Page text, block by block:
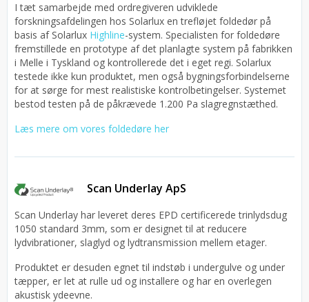
I tæt samarbejde med ordregiveren udviklede
forskningsafdelingen hos Solarlux en trefløjet foldedør på
basis af Solarlux Highline-system. Specialisten for foldedøre
fremstillede en prototype af det planlagte system på fabrikken
i Melle i Tyskland og kontrollerede det i eget regi. Solarlux
testede ikke kun produktet, men også bygningsforbindelserne
for at sørge for mest realistiske kontrolbetingelser. Systemet
bestod testen på de påkrævede 1.200 Pa slagregnstæthed.
Læs mere om vores foldedøre her
Scan Underlay ApS
Scan Underlay har leveret deres EPD certificerede trinlydsdug
1050 standard 3mm, som er designet til at reducere
lydvibrationer, slaglyd og lydtransmission mellem etager.
Produktet er desuden egnet til indstøb i undergulve og under
tæpper, er let at rulle ud og installere og har en overlegen
akustisk ydeevne.